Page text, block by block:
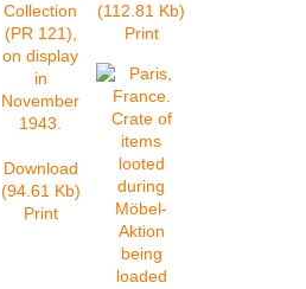
Download
(94.61 Kb)
Print
(112.81 Kb)
Print